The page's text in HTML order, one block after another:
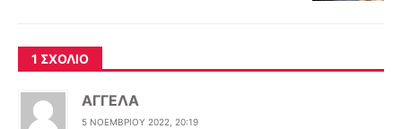
1 ΣΧΌΛΙΟ
ΑΓΓΕΛΑ
5 ΝΟΕΜΒΡΊΟΥ 2022, 20:19